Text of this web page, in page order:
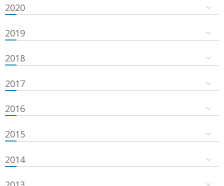
2020
2019
2018
2017
2016
2015
2014